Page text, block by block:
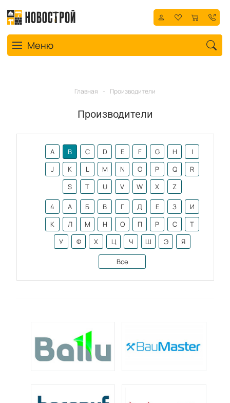
Toggle navigation
Меню
Главная - Производители
Производители
A B C D E F G H
I
J
K L M N O P Q
R
S
T U V W X Z
4 А Б В Г Д Е З
И
К
Л М Н О П Р С
Т
У
Ф Х Ц Ч Ш Э Я
Все